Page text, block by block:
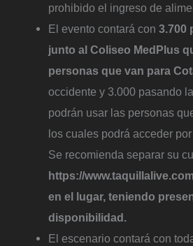
prohibido el ingreso de
El evento contará con3.700
junto al Coliseo MedPlus
personas que van para
occidente y 3.000 pasando
podrán usar las personas
los cuales podrá acceder
Se recomienda separar su
https://
en el lugar, teniendo
disponibilidad.
El escenario contará con